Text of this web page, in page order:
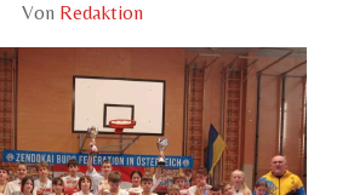
Von Redaktion